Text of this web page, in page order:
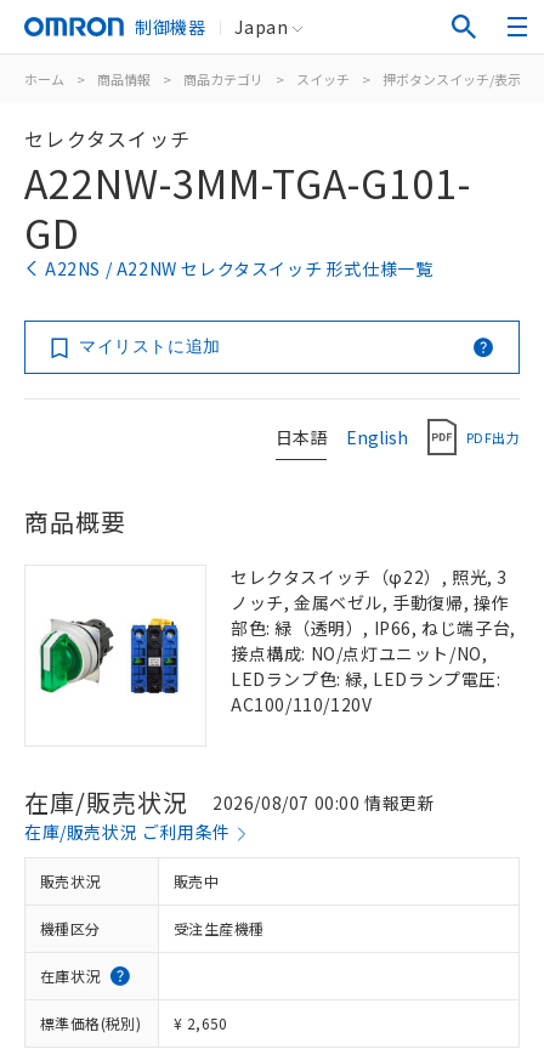
制御機器 Japan
ホーム > 商品情報 > 商品カテゴリ > スイッチ > 押ボタンスイッチ/表示灯
セレクタスイッチ
A22NW-3MM-TGA-G101-
GD
A22NS / A22NW セレクタスイッチ 形式仕様一覧
マイリストに追加
日本語 English PDF出力
商品概要
セレクタスイッチ（φ22）, 照光, 3
ノッチ, 金属ベゼル, 手動復帰, 操作
部色: 緑（透明）, IP66, ねじ端子台,
接点構成: NO/点灯ユニット/NO,
LEDランプ色: 緑, LEDランプ電圧:
AC100/110/120V
在庫/販売状況
2026/08/07 00:00 情報更新
在庫/販売状況 ご利用条件
販売状況 販売中
機種区分 受注生産機種
在庫状況
標準価格(税別) ¥ 2,650